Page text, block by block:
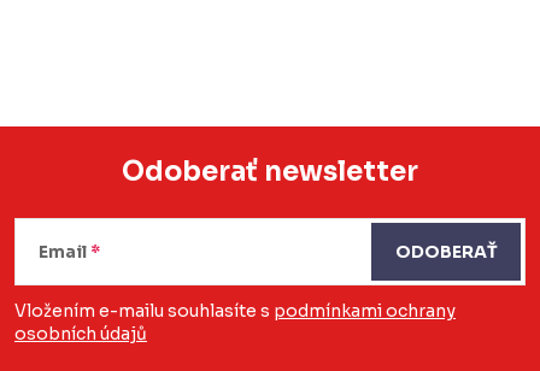
Z
p
ä
Odoberať newsletter
Email
Vložením e-mailu souhlasíte s podmínkami ochrany
osobních údajů
ODOBERAŤ